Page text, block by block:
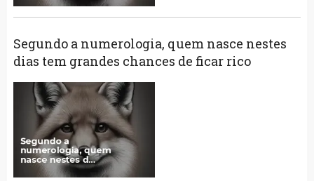
Segundo a numerologia, quem nasce nestes
dias tem grandes chances de ficar rico